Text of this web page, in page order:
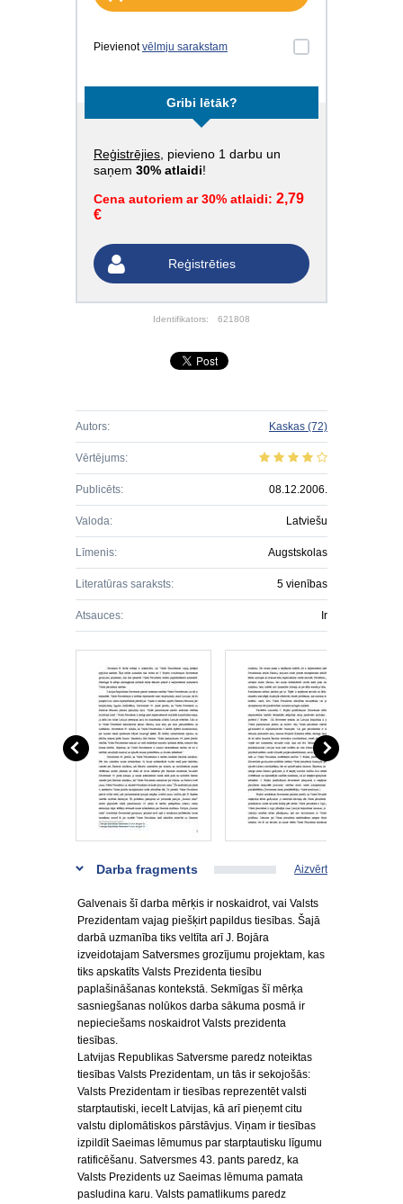
Pievienotvēlmju sarakstam
Gribi lētāk?
Reģistrējies , pievieno 1 darbu un
saņem 30% atlaidi!
Cena autoriem ar 30% atlaidi: 2,79
€
Reģistrēties
Identifikators: 621808
Autors: Kaskas (72)
Vērtējums:
Publicēts: 08.12.2006.
Valoda: Latviešu
Līmenis: Augstskolas
Literatūras saraksts: 5 vienības
Atsauces: Ir
Darba fragments Aizvērt
Galvenais šī darba mērķis ir noskaidrot, vai Valsts
Prezidentam vajag piešķirt papildus tiesības. Šajā
darbā uzmanība tiks veltīta arī J. Bojāra
izveidotajam Satversmes grozījumu projektam, kas
tiks apskatīts Valsts Prezidenta tiesību
paplašināšanas kontekstā. Sekmīgas šī mērķa
sasniegšanas nolūkos darba sākuma posmā ir
nepieciešams noskaidrot Valsts prezidenta
tiesības.
Latvijas Republikas Satversme paredz noteiktas
tiesības Valsts Prezidentam, un tās ir sekojošās:
Valsts Prezidentam ir tiesības reprezentēt valsti
starptautiski, iecelt Latvijas, kā arī pieņemt citu
valstu diplomātiskos pārstāvjus. Viņam ir tiesības
izpildīt Saeimas lēmumus par starptautisku līgumu
ratificēšanu. Satversmes 43. pants paredz, ka
Valsts Prezidents uz Saeimas lēmuma pamata
pasludina karu. Valsts pamatlikums paredz